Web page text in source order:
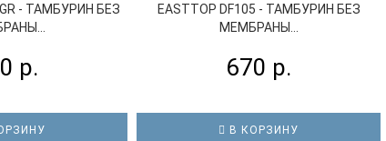
GR - ТАМБУРИН БЕЗ
р.
EASTTOP DF105 - ТАМБУРИН БЕЗ
МЕМБРАНЫ...
670 р.
В КОРЗИНУ